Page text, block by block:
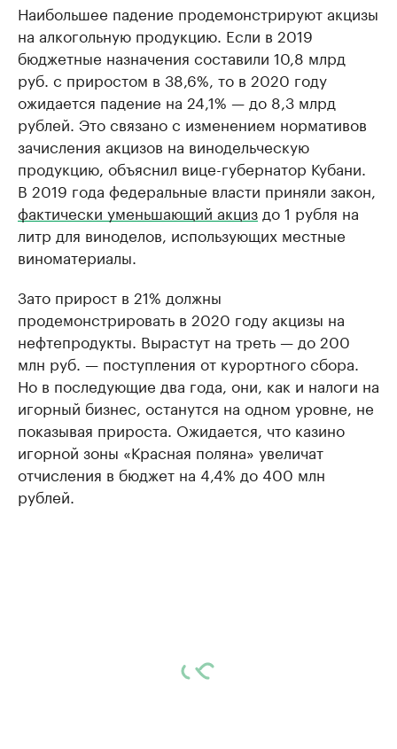
Наибольшее падение продемонстрируют акцизы
на алкогольную продукцию. Если в 2019
бюджетные назначения составили 10,8 млрд
руб. с приростом в 38,6%, то в 2020 году
ожидается падение на 24,1% — до 8,3 млрд
рублей. Это связано с изменением нормативов
зачисления акцизов на винодельческую
продукцию, объяснил вице-губернатор Кубани.
В 2019 года федеральные власти приняли закон,
фактически уменьшающий акциз до 1 рубля на
литр для виноделов, использующих местные
виноматериалы.
Зато прирост в 21% должны
продемонстрировать в 2020 году акцизы на
нефтепродукты. Вырастут на треть — до 200
млн руб. — поступления от курортного сбора.
Но в последующие два года, они, как и налоги на
игорный бизнес, останутся на одном уровне, не
показывая прироста. Ожидается, что казино
игорной зоны «Красная поляна» увеличат
отчисления в бюджет на 4,4% до 400 млн
рублей.